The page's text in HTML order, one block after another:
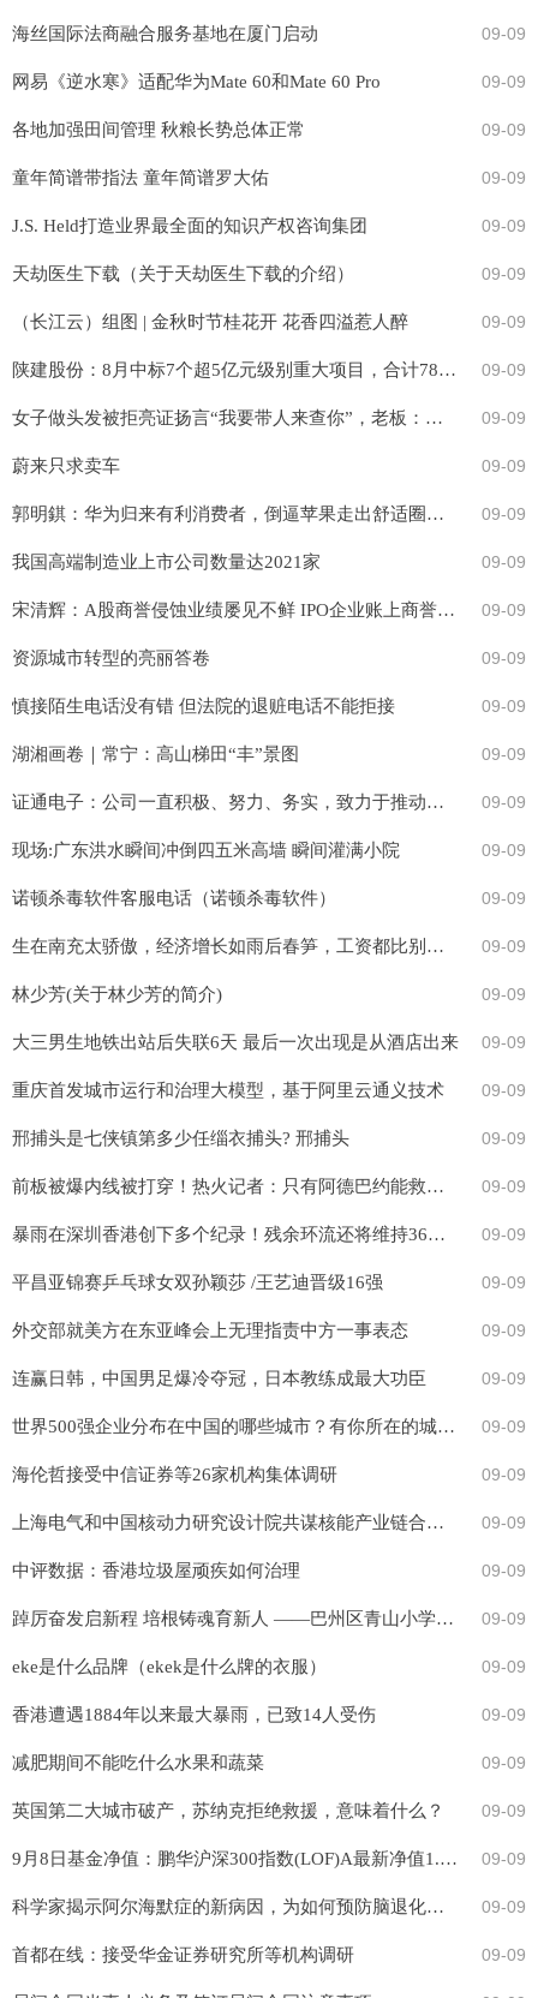
09-09
海丝国际法商融合服务基地在厦门启动
09-09
网易《逆水寒》适配华为Mate 60和Mate 60 Pro
09-09
各地加强田间管理 秋粮长势总体正常
09-09
童年简谱带指法 童年简谱罗大佑
09-09
J.S. Held打造业界最全面的知识产权咨询集团
09-09
天劫医生下载（关于天劫医生下载的介绍）
09-09
（长江云）组图 | 金秋时节桂花开 花香四溢惹人醉
09-09
陕建股份：8月中标7个超5亿元级别重大项目，合计78.91亿元
09-09
女子做头发被拒亮证扬言“我要带人来查你”，老板：次日税务部门来查
09-09
蔚来只求卖车
09-09
郭明錤：华为归来有利消费者，倒逼苹果走出舒适圈积极创新
09-09
我国高端制造业上市公司数量达2021家
09-09
宋清辉：A股商誉侵蚀业绩屡见不鲜 IPO企业账上商誉是监管层关注重点
09-09
资源城市转型的亮丽答卷
09-09
慎接陌生电话没有错 但法院的退赃电话不能拒接
09-09
湖湘画卷｜常宁：高山梯田“丰”景图
09-09
证通电子：公司一直积极、努力、务实，致力于推动主业做强做精，以更好的业绩来回报投资者
09-09
现场:广东洪水瞬间冲倒四五米高墙 瞬间灌满小院
09-09
诺顿杀毒软件客服电话（诺顿杀毒软件）
09-09
生在南充太骄傲，经济增长如雨后春笋，工资都比别人高
09-09
林少芳(关于林少芳的简介)
09-09
大三男生地铁出站后失联6天 最后一次出现是从酒店出来
09-09
重庆首发城市运行和治理大模型，基于阿里云通义技术
09-09
邢捕头是七侠镇第多少任缁衣捕头? 邢捕头
09-09
前板被爆内线被打穿！热火记者：只有阿德巴约能救这支美国队
09-09
暴雨在深圳香港创下多个纪录！残余环流还将维持36小时，这些河流警惕超警戒水位
09-09
平昌亚锦赛乒乓球女双孙颖莎 /王艺迪晋级16强
09-09
外交部就美方在东亚峰会上无理指责中方一事表态
09-09
连赢日韩，中国男足爆冷夺冠，日本教练成最大功臣
09-09
世界500强企业分布在中国的哪些城市？有你所在的城市吗？
09-09
海伦哲接受中信证券等26家机构集体调研
09-09
上海电气和中国核动力研究设计院共谋核能产业链合作新空间
09-09
中评数据：香港垃圾屋顽疾如何治理
09-09
踔厉奋发启新程 培根铸魂育新人 ——巴州区青山小学举行2023年秋期开学典礼暨第39个教师节表彰大会
09-09
eke是什么品牌（ekek是什么牌的衣服）
09-09
香港遭遇1884年以来最大暴雨，已致14人受伤
09-09
减肥期间不能吃什么水果和蔬菜
09-09
英国第二大城市破产，苏纳克拒绝救援，意味着什么？
09-09
9月8日基金净值：鹏华沪深300指数(LOF)A最新净值1.2244，跌0.43%
09-09
科学家揭示阿尔海默症的新病因，为如何预防脑退化症提供了新方向
09-09
首都在线：接受华金证券研究所等机构调研